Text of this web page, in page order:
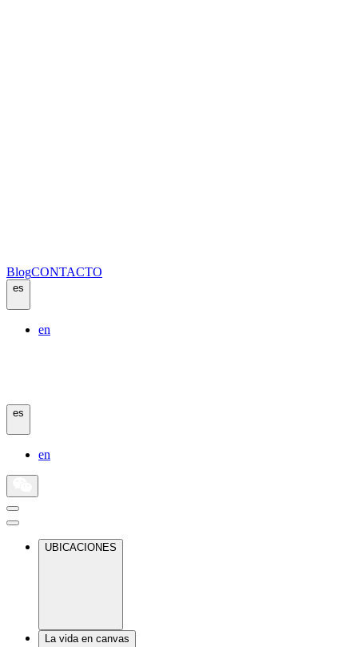
BlogCONTACTO
es
en
es
en
UBICACIONES
La vida en canvas